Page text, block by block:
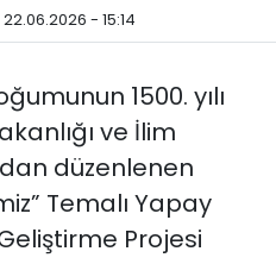
22.06.2026 - 15:14
1500. yılı
ve İlim
düzenlenen
Temalı Yapay
Projesi